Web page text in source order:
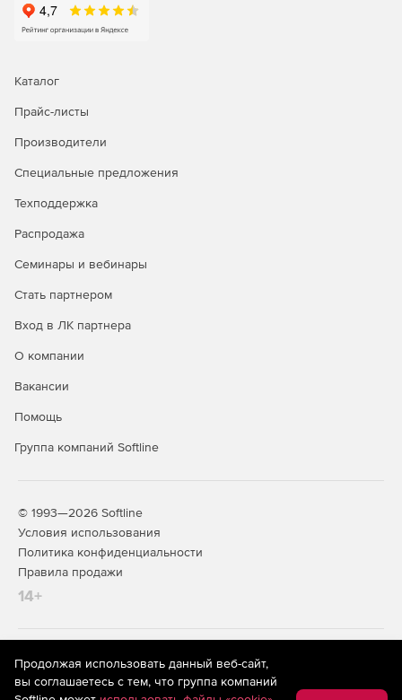
Каталог
Прайс-листы
Производители
Специальные предложения
Техподдержка
Распродажа
Семинары и вебинары
Стать партнером
Вход в ЛК партнера
О компании
Вакансии
Помощь
Группа компаний Softline
© 1993—2026 Softline
Условия использования
Политика конфиденциальности
Правила продажи
14+
На информационном ресурсе store.softline.ru применяются
рекомендательные технологии
(информационные технологии
предоставления информации на основе сбора,
Продолжая использовать данный веб-сайт,
вы соглашаетесь с тем, что группа компаний